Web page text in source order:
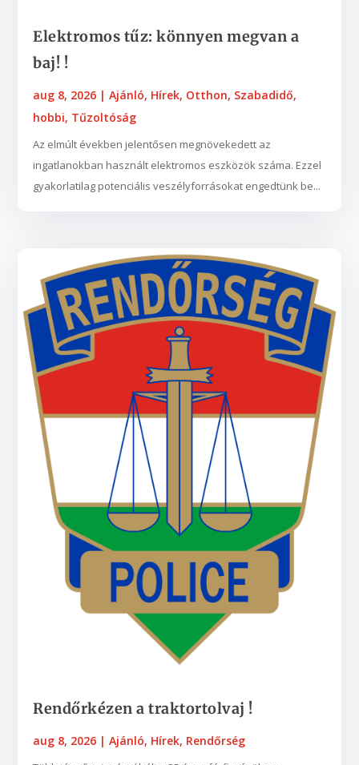
Elektromos tűz: könnyen megvan a
baj! !
aug 8, 2026 |Ajánló, Hírek, Otthon, Szabadidő,
hobbi, Tűzoltóság
Az elmúlt években jelentősen megnövekedett az
ingatlanokban használt elektromos eszközök száma. Ezzel
gyakorlatilag potenciális veszélyforrásokat engedtünk be...
Rendőrkézen a traktortolvaj !
aug 8, 2026 |Ajánló, Hírek, Rendőrség